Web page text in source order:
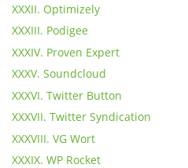
XXXII. Optimizely
XXXIII. Podigee
XXXIV. Proven Expert
XXXV. Soundcloud
XXXVI. Twitter Button
XXXVII. Twitter Syndication
XXXVIII. VG Wort
XXXIX. WP Rocket